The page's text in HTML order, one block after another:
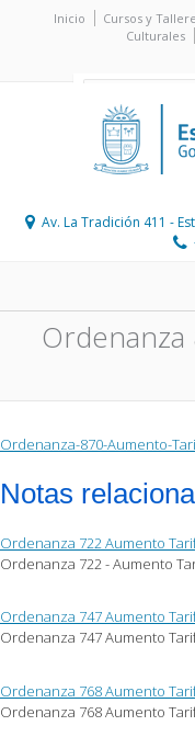
Inicio Cursos y
Culturales
Av. La Tradición 411 -
Ordenanza-870-Aumento-
Notas
Ordenanza 722 Aumento
Ordenanza 722 - Aumento
Ordenanza 747 Aumento
Ordenanza 747 Aumento
Ordenanza 768 Aumento
Ordenanza 768 Aumento